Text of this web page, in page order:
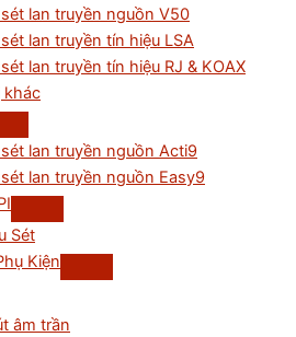
lan truyền nguồn V50
lan truyền tín hiệu LSA
lan truyền tín hiệu RJ & KOAX
khác
lan truyền nguồn Acti9
lan truyền nguồn Easy9
Sét
Kiện
âm trần